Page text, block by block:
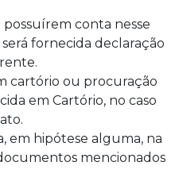
possuírem conta nesse
fornecida declaração
cartório ou procuração
em Cartório, no caso
em hipótese alguma, na
mencionados